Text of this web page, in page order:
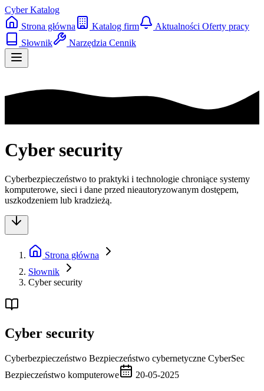
Cyber Katalog
Strona główna
Katalog firm Aktualności Oferty pracy
Słownik
Narzędzia Cennik
Cyber security
Cyberbezpieczeństwo to praktyki i technologie chroniące systemy
komputerowe, sieci i dane przed nieautoryzowanym dostępem,
uszkodzeniem lub kradzieżą.
Strona główna
Słownik
Cyber security
Cyber security
Cyberbezpieczeństwo Bezpieczeństwo cybernetyczne CyberSec
Bezpieczeństwo komputerowe
20-05-2025